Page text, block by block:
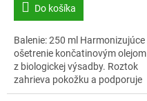
Do košíka
Balenie: 250 ml Harmonizujúce
ošetrenie končatinovým olejom
z biologickej výsadby. Roztok
zahrieva pokožku a podporuje
prirodzenú rovnováhu tela.